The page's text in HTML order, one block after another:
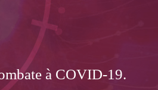
à COVID-19.